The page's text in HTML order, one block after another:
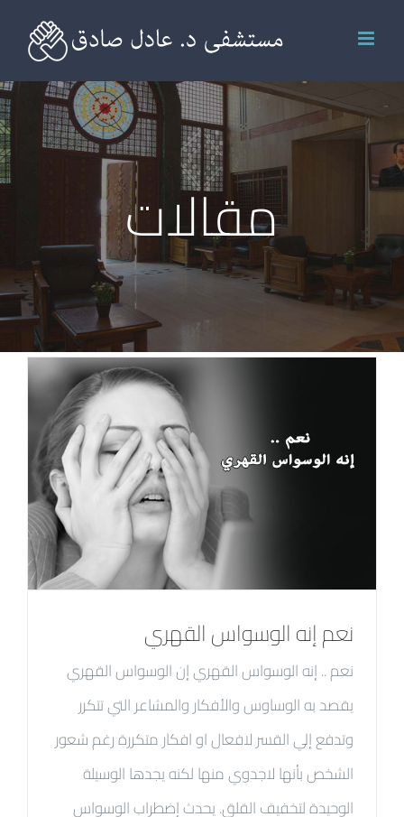
content
مقالات
نعم إنه الوسواس القهري
نعم .. إنه الوسواس القهري إن الوسواس القهري
يقصد به الوساوس والأفكار والمشاعر التي تتكرر
وتدفع إلي القسر لافعال او افكار متكررة رغم شعور
الشخص بأنها لاجدوي منها لكنه يجدها الوسيلة
الوحيدة لتخفيف القلق. يحدث إضطراب الوسواس